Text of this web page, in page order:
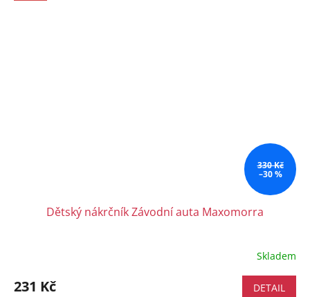
330 Kč
–30 %
Dětský nákrčník Závodní auta Maxomorra
Skladem
231 Kč DETAIL